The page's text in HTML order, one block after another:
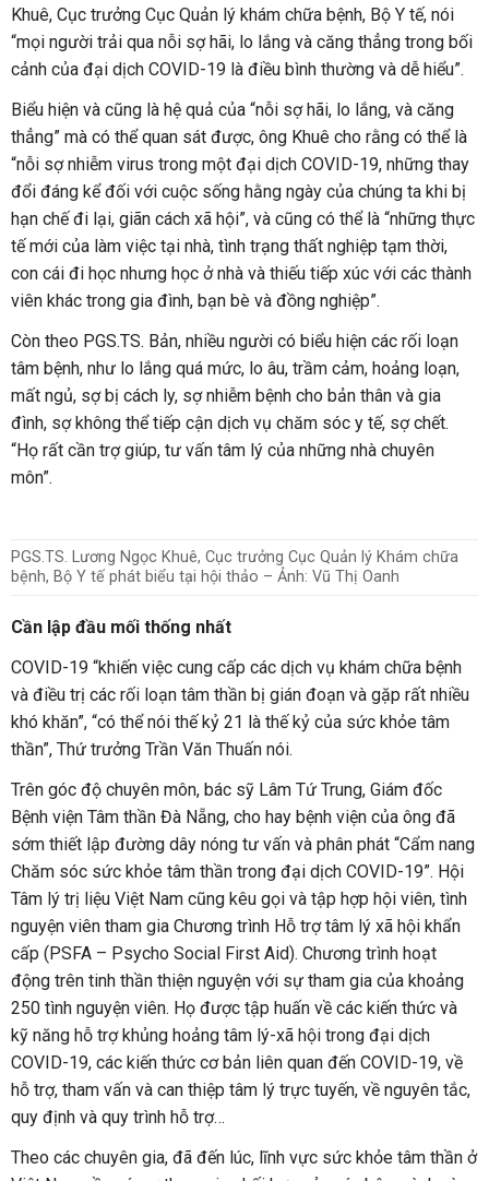
Khuê, Cục trưởng Cục Quản lý khám chữa bệnh, Bộ Y tế, nói
“mọi người trải qua nỗi sợ hãi, lo lắng và căng thẳng trong bối
cảnh của đại dịch COVID-19 là điều bình thường và dễ hiểu”.
Biểu hiện và cũng là hệ quả của “nỗi sợ hãi, lo lắng, và căng
thẳng” mà có thể quan sát được, ông Khuê cho rằng có thể là
“nỗi sợ nhiễm virus trong một đại dịch COVID-19, những thay
đổi đáng kể đối với cuộc sống hằng ngày của chúng ta khi bị
hạn chế đi lại, giãn cách xã hội”, và cũng có thể là “những thực
tế mới của làm việc tại nhà, tình trạng thất nghiệp tạm thời,
con cái đi học nhưng học ở nhà và thiếu tiếp xúc với các thành
viên khác trong gia đình, bạn bè và đồng nghiệp”.
Còn theo PGS.TS. Bản, nhiều người có biểu hiện các rối loạn
tâm bệnh, như lo lắng quá mức, lo âu, trầm cảm, hoảng loạn,
mất ngủ, sợ bị cách ly, sợ nhiễm bệnh cho bản thân và gia
đình, sợ không thể tiếp cận dịch vụ chăm sóc y tế, sợ chết.
“Họ rất cần trợ giúp, tư vấn tâm lý của những nhà chuyên
môn”.
PGS.TS. Lương Ngọc Khuê, Cục trưởng Cục Quản lý Khám chữa
bệnh, Bộ Y tế phát biểu tại hội thảo – Ảnh: Vũ Thị Oanh
Cần lập đầu mối thống nhất
COVID-19 “khiến việc cung cấp các dịch vụ khám chữa bệnh
và điều trị các rối loạn tâm thần bị gián đoạn và gặp rất nhiều
khó khăn”, “có thể nói thế kỷ 21 là thế kỷ của sức khỏe tâm
thần”, Thứ trưởng Trần Văn Thuấn nói.
Trên góc độ chuyên môn, bác sỹ Lâm Tứ Trung, Giám đốc
Bệnh viện Tâm thần Đà Nẵng, cho hay bệnh viện của ông đã
sớm thiết lập đường dây nóng tư vấn và phân phát “Cẩm nang
Chăm sóc sức khỏe tâm thần trong đại dịch COVID-19”. Hội
Tâm lý trị liệu Việt Nam cũng kêu gọi và tập hợp hội viên, tình
nguyện viên tham gia Chương trình Hỗ trợ tâm lý xã hội khẩn
cấp (PSFA – Psycho Social First Aid). Chương trình hoạt
động trên tinh thần thiện nguyện với sự tham gia của khoảng
250 tình nguyện viên. Họ được tập huấn về các kiến thức và
kỹ năng hỗ trợ khủng hoảng tâm lý-xã hội trong đại dịch
COVID-19, các kiến thức cơ bản liên quan đến COVID-19, về
hỗ trợ, tham vấn và can thiệp tâm lý trực tuyến, về nguyên tắc,
quy định và quy trình hỗ trợ…
Theo các chuyên gia, đã đến lúc, lĩnh vực sức khỏe tâm thần ở